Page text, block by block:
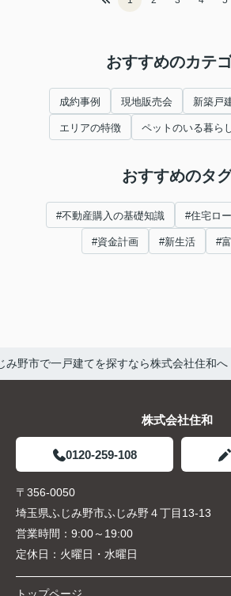
おすすめのカテ
成約事例 現地販売会 新築戸
エリアの特徴 ペットのいる暮ら
おすすめのタ
#不動産購入の基礎知識 #住宅ロ
#資金計画 #新生活 #
み野市で一戸建てを探すなら株式会社住和へ
株式会社住和
0120-259-108
〒356-0050
埼玉県ふじみ野市ふじみ野４丁目13-13
営業時間： 9:00～19:00
定休日： 火曜日・水曜日
トップページ